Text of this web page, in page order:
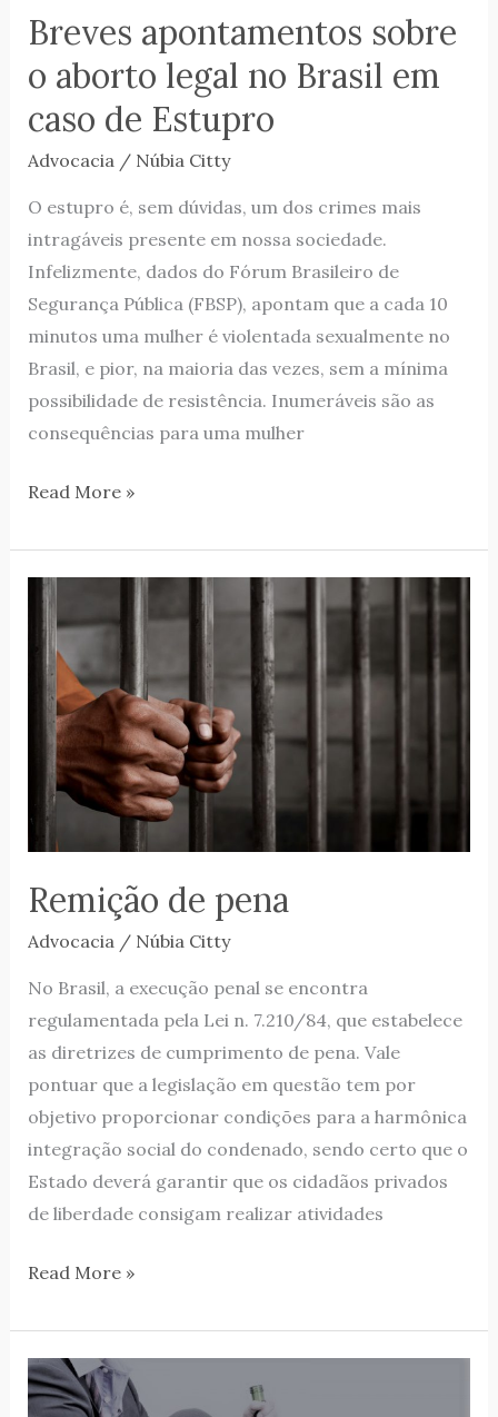
Breves apontamentos sobre
o aborto legal no Brasil em
caso de Estupro
Advocacia / Núbia Citty
O estupro é, sem dúvidas, um dos crimes mais
intragáveis presente em nossa sociedade.
Infelizmente, dados do Fórum Brasileiro de
Segurança Pública (FBSP), apontam que a cada 10
minutos uma mulher é violentada sexualmente no
Brasil, e pior, na maioria das vezes, sem a mínima
possibilidade de resistência. Inumeráveis são as
consequências para uma mulher
de
Estupro
Read More »
Remição de pena
Advocacia / Núbia Citty
No Brasil, a execução penal se encontra
regulamentada pela Lei n. 7.210/84, que estabelece
as diretrizes de cumprimento de pena. Vale
pontuar que a legislação em questão tem por
objetivo proporcionar condições para a harmônica
integração social do condenado, sendo certo que o
Estado deverá garantir que os cidadãos privados
de liberdade consigam realizar atividades
Remição
pena
Read More »
É
possível